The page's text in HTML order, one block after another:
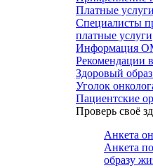
Платные услуги
Специалисты
платные услуги
Информация
Рекомендации
Здоровый
Уголок
Пациентские
Проверь своё
Анкета
Анкета
образу